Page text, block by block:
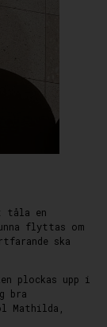
tåla en
flyttas om
ska
plockas upp i
bra
Mathilda,